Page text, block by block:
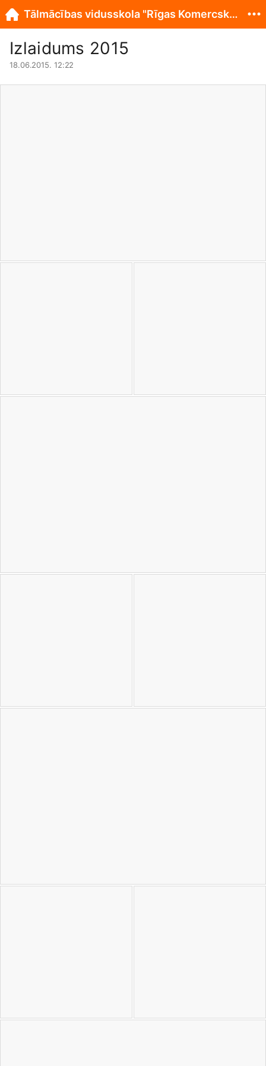
Izlaidums 2015
18.06.2015. 12:22
Tālmācības vidusskola "Rīgas Komercskola"